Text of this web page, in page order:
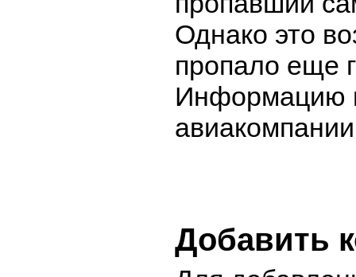
Однако это
пропало еще
Информацию
Добавить